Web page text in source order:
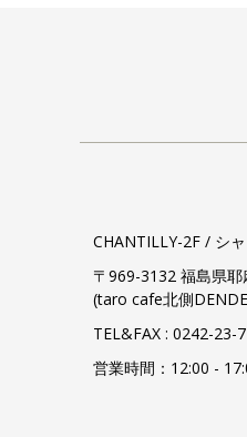
CHANTILLY-2F / シ
〒969-3132 福島県
(taro cafe北側
TEL&FAX : 0242-23-
営業時間：12:00 -